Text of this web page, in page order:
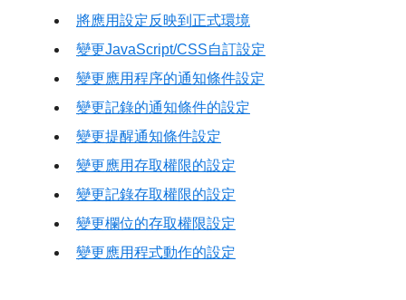
將應用設定反映到正式環境
變更JavaScript/CSS自訂設定
變更應用程序的通知條件設定
變更記錄的通知條件的設定
變更提醒通知條件設定
變更應用存取權限的設定
變更記錄存取權限的設定
變更欄位的存取權限設定
變更應用程式動作的設定